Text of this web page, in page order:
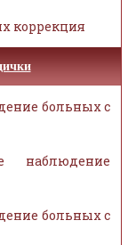
коррекция
больных с
наблюдение
больных с